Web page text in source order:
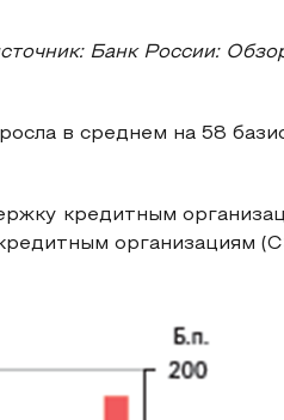
Банк России:
в среднем на 58
кредитным
организациям